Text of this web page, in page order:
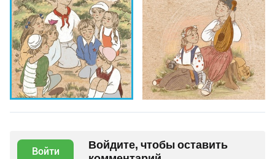
Войти
Войдите, чтобы оставить